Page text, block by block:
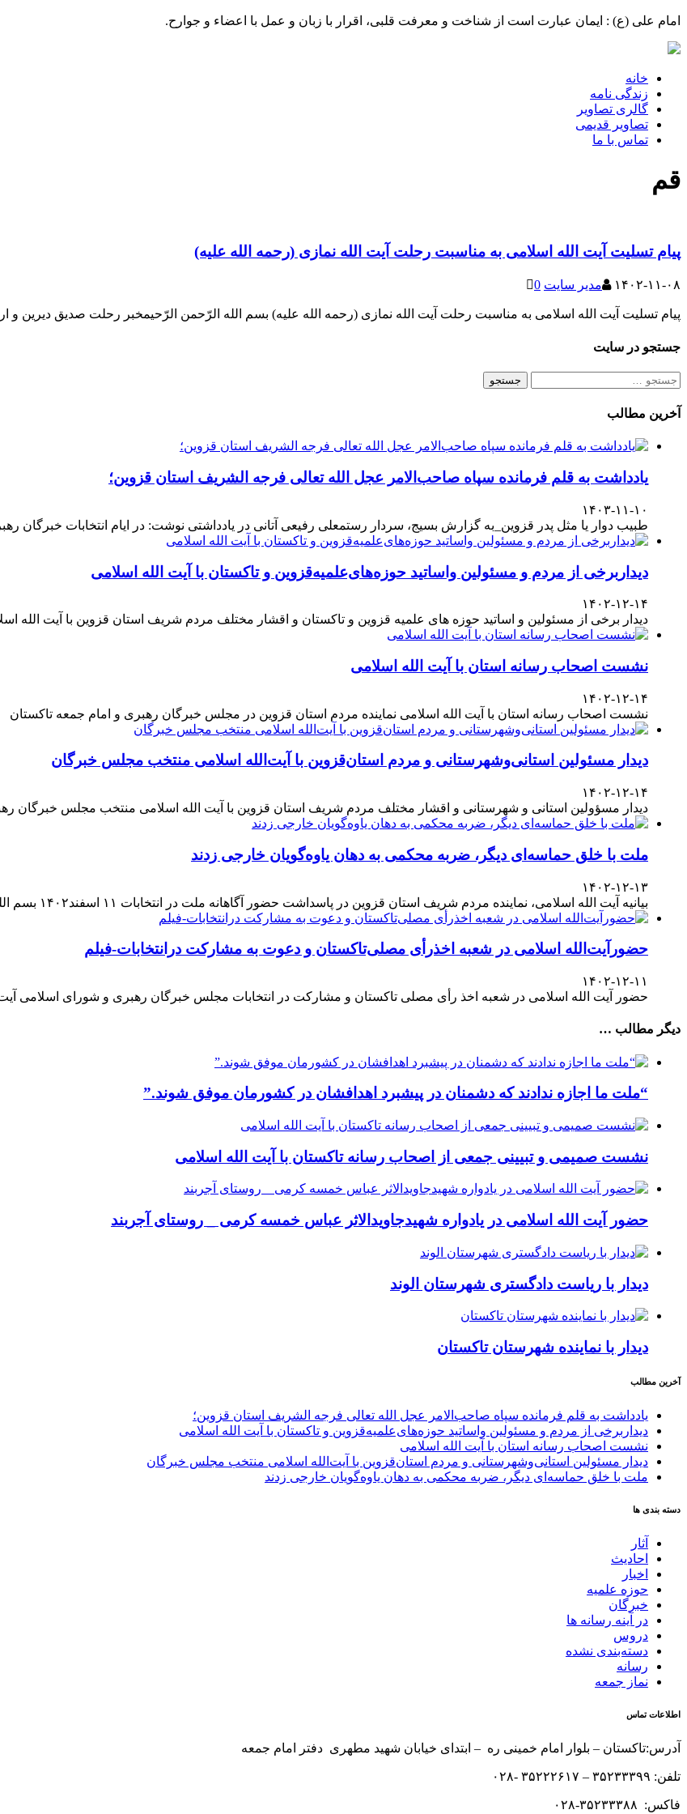
امام علی (ع) : ایمان عبارت است از شناخت و معرفت قلبی، اقرار با زبان و عمل با اعضاء و جوارح.
خانه
زندگی نامه
گالری تصاویر
تصاویر قدیمی
تماس با ما
قم
پیام تسلیت آیت الله اسلامی به مناسبت رحلت آیت الله نمازی (رحمه الله علیه)
۱۴۰۲-۱۱-۰۸ مدیر سایت 0
پیام تسلیت آیت الله اسلامی به مناسبت رحلت آیت الله نمازی (رحمه الله علیه) بسم الله الرّحمن الرّحیمخبر رحلت صدیق دیرین و
جستجو در سایت
جستجو
آخرین مطالب
یادداشت به قلم فرمانده سپاه صاحب‌الامر عجل الله تعالی فرجه الشریف استان قزوین؛
۱۴۰۳-۱۱-۱۰
طبیب دوار یا مثل پدر قزوین_به گزارش بسیج، سردار رستمعلی رفیعی آتانی در یادداشتی نوشت: در ایام انتخابات خبرگان
دیداربرخی از مردم و مسئولین واساتید حوزه‌های‌علمیه‌قزوین و تاکستان با آیت الله اسلامی
۱۴۰۲-۱۲-۱۴
دیدار برخی از مسئولین و اساتید حوزه های علمیه قزوین و تاکستان و اقشار مختلف مردم شریف استان قزوین با آیت
نشست اصحاب رسانه استان با آیت الله اسلامی
۱۴۰۲-۱۲-۱۴
نشست اصحاب رسانه استان با آیت الله اسلامی نماینده مردم استان قزوین در مجلس خبرگان رهبری و امام جمعه تاکستان
دیدار مسئولین استانی‌وشهرستانی و مردم‌ استان‌قزوین با آیت‌الله‌ اسلامی منتخب مجلس‌ خبرگان
۱۴۰۲-۱۲-۱۴
دیدار مسؤولین استانی و شهرستانی و اقشار مختلف مردم شریف استان قزوین با آیت الله اسلامی منتخب مجلس خبرگان
ملت با خلق حماسه‌ای دیگر، ضربه محکمی به دهان یاوه‌گویان خارجی زدند
۱۴۰۲-۱۲-۱۳
بیانیه آیت الله اسلامی، نماینده مردم شریف استان قزوین در پاسداشت حضور آگاهانه ملت در انتخابات ۱۱ اسفند۱۴۰۲ بسم الله الرحمن الرحیم بار دیگر حضور حماسی [ ... ]
حضورآیت‌الله اسلامی در شعبه اخذرأی مصلی‌تاکستان و دعوت به مشارکت درانتخابات-فیلم
۱۴۰۲-۱۲-۱۱
حضور آیت الله اسلامی در شعبه اخذ رأی مصلی تاکستان و مشارکت در انتخابات مجلس خبرگان رهبری و شورای اسلامی
دیگر مطالب …
“ملت ما اجازه ندادند که دشمنان در پیشبرد اهدافشان در کشورمان موفق شوند.”
نشست صمیمی و تبیینی جمعی از اصحاب رسانه تاکستان با آیت الله اسلامی
حضور آیت الله اسلامی در یادواره شهیدجاویدالاثر عباس خمسه کرمی _ روستای آجربند
دیدار با ریاست دادگستری شهرستان الوند
دیدار با نماینده شهرستان تاکستان
آخرین مطالب
یادداشت به قلم فرمانده سپاه صاحب‌الامر عجل الله تعالی فرجه الشریف استان قزوین؛
دیداربرخی از مردم و مسئولین واساتید حوزه‌های‌علمیه‌قزوین و تاکستان با آیت الله اسلامی
نشست اصحاب رسانه استان با آیت الله اسلامی
دیدار مسئولین استانی‌وشهرستانی و مردم‌ استان‌قزوین با آیت‌الله‌ اسلامی منتخب مجلس‌ خبرگان
ملت با خلق حماسه‌ای دیگر، ضربه محکمی به دهان یاوه‌گویان خارجی زدند
دسته بندی ها
آثار
احادیث
اخبار
حوزه علمیه
خبرگان
در آینه رسانه ها
دروس
دسته‌بندی نشده
رسانه
نماز جمعه
اطلاعات تماس
آدرس:تاکستان – بلوار امام خمینی ره – ابتدای خیابان شهید مطهری دفتر امام جمعه
تلفن: ۳۵۲۳۳۳۹۹ – ۳۵۲۲۲۶۱۷ -۰۲۸
فاکس: ۳۵۲۳۳۳۸۸-۰۲۸